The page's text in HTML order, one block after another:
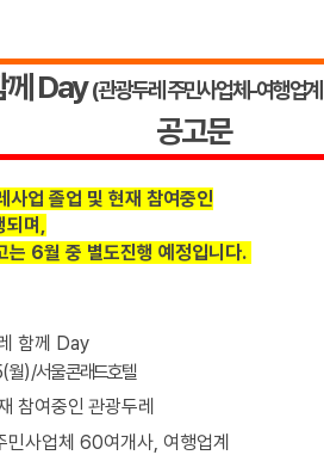
Day(관광두레 주민사업체-여행업계
공고문
업 졸업 및 현재 참여중인
되며,
6월 중 별도진행 예정입니다.
함께 Day
월)/서울 콘래드호텔
참여중인 관광두레
민사업체 60여개사, 여행업계